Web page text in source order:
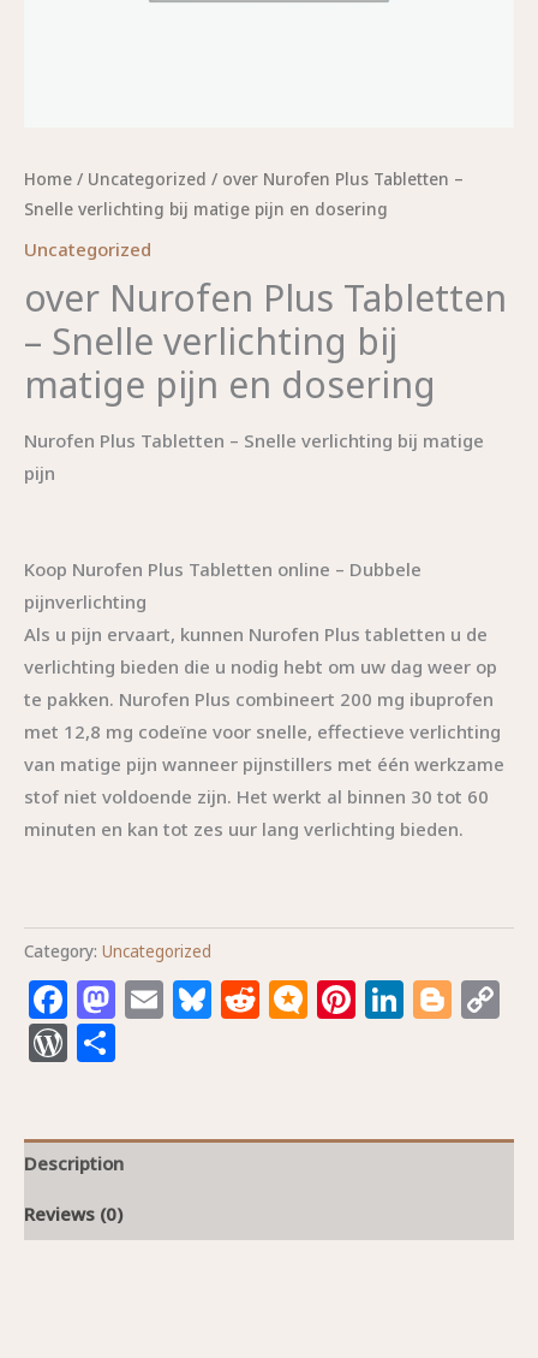
Home / Uncategorized / over Nurofen Plus Tabletten –
Snelle verlichting bij matige pijn en dosering
Uncategorized
over Nurofen Plus Tabletten
– Snelle verlichting bij
matige pijn en dosering
Nurofen Plus Tabletten – Snelle verlichting bij matige
pijn
Koop Nurofen Plus Tabletten online – Dubbele
pijnverlichting
Als u pijn ervaart, kunnen Nurofen Plus tabletten u de
verlichting bieden die u nodig hebt om uw dag weer op
te pakken. Nurofen Plus combineert 200 mg ibuprofen
met 12,8 mg codeïne voor snelle, effectieve verlichting
van matige pijn wanneer pijnstillers met één werkzame
stof niet voldoende zijn. Het werkt al binnen 30 tot 60
minuten en kan tot zes uur lang verlichting bieden.
Category: Uncategorized
Facebook
Mastodon
EmailBluesky
Reddit
Micro.blog
Pinterest
WordPress
Description
Reviews (0)